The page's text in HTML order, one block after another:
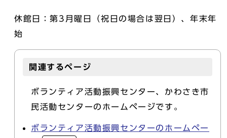
休館日：第3月曜日（祝日の場合は翌日）、年末年
始
関連するページ
ボランティア活動振興センター、かわさき市
民活動センターのホームページです。
ボランティア活動振興センターのホームペー